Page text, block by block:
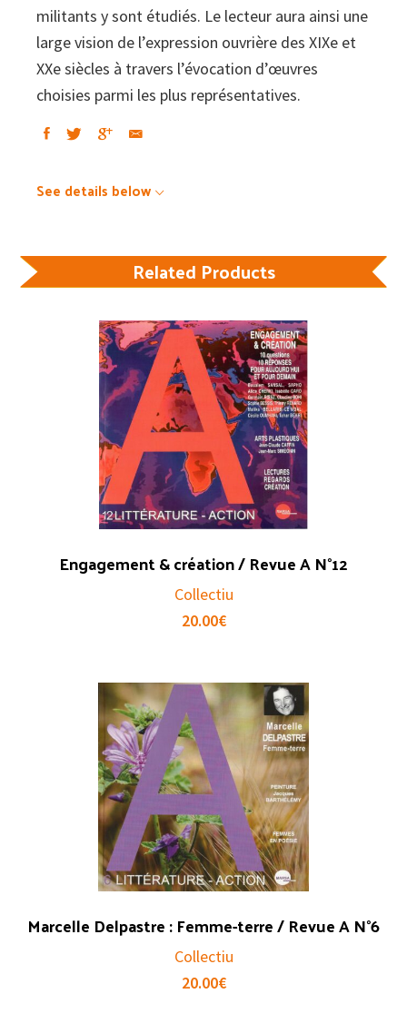
militants y sont étudiés. Le lecteur aura ainsi une
large vision de l’expression ouvrière des XIXe et
XXe siècles à travers l’évocation d’œuvres
choisies parmi les plus représentatives.
See details below
Related Products
Engagement & création / Revue A N°12
Collectiu
20.00€
Marcelle Delpastre : Femme-terre / Revue A N°6
Collectiu
20.00€